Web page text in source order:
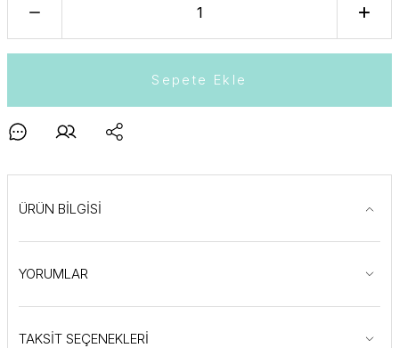
Sepete Ekle
ÜRÜN BİLGİSİ
YORUMLAR
TAKSİT SEÇENEKLERİ